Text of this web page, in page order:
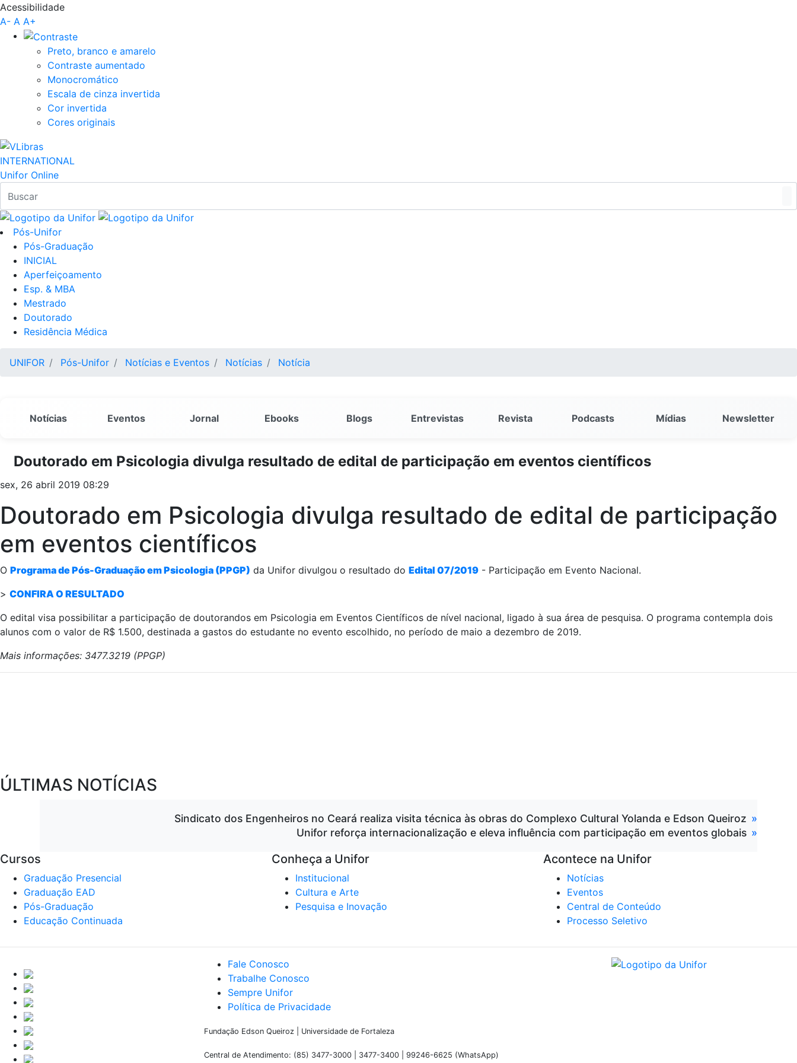
Pular para o Conteúdo principal
Acessibilidade
A- A A+
Preto, branco e amarelo
Contraste aumentado
Monocromático
Escala de cinza invertida
Cor invertida
Cores originais
INTERNATIONAL
Unifor Online
Pós-Unifor
Pós-Graduação
INICIAL
Aperfeiçoamento
Esp. & MBA
Mestrado
Doutorado
Residência Médica
UNIFOR Pós-Unifor Notícias e Eventos Notícias Notícia
Notícias Eventos Jornal Ebooks Blogs Entrevistas Revista Podcasts Mídias Newsletter
Doutorado em Psicologia divulga resultado de edital de participação em eventos científicos
sex, 26 abril 2019 08:29
Doutorado em Psicologia divulga resultado de edital de participação
em eventos científicos
O Programa de Pós-Graduação em Psicologia (PPGP) da Unifor divulgou o resultado do Edital 07/2019 - Participação em Evento Nacional.
> CONFIRA O RESULTADO
O edital visa possibilitar a participação de doutorandos em Psicologia em Eventos Científicos de nível nacional, ligado à sua área de pesquisa. O programa contempla dois
alunos com o valor de R$ 1.500, destinada a gastos do estudante no evento escolhido, no período de maio a dezembro de 2019.
Mais informações: 3477.3219 (PPGP)
ÚLTIMAS NOTÍCIAS
Sindicato dos Engenheiros no Ceará realiza visita técnica às obras do Complexo Cultural Yolanda e Edson Queiroz
Unifor reforça internacionalização e eleva influência com participação em eventos globais
Cursos
Graduação Presencial
Graduação EAD
Pós-Graduação
Educação Continuada
Conheça a Unifor
Institucional
Cultura e Arte
Pesquisa e Inovação
Acontece na Unifor
Notícias
Eventos
Central de Conteúdo
Processo Seletivo
Fale Conosco
Trabalhe Conosco
Sempre Unifor
Política de Privacidade
Fundação Edson Queiroz | Universidade de Fortaleza
Central de Atendimento: (85) 3477-3000 | 3477-3400 | 99246-6625 (WhatsApp)